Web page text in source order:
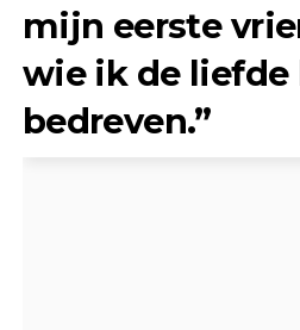
mijn eerste
wie ik de liefde
bedreven.”